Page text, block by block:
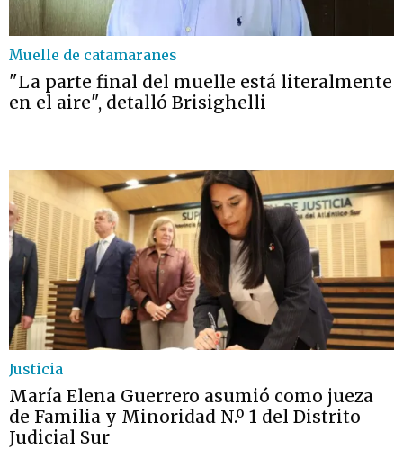
Muelle de catamaranes
"La parte final del muelle está literalmente
en el aire", detalló Brisighelli
Justicia
María Elena Guerrero asumió como jueza
de Familia y Minoridad N.º 1 del Distrito
Judicial Sur